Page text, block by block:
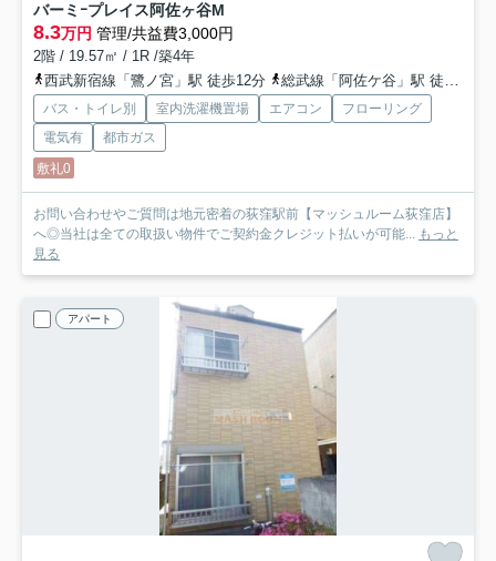
バーミｰプレイス阿佐ヶ谷M
8.3万円 管理/共益費3,000円
2階 / 19.57㎡ / 1R /築4年
西武新宿線「鷺ノ宮」駅 徒歩12分
総武線「阿佐ケ谷」駅 徒歩17分
バス・トイレ別 室内洗濯機置場 エアコン
フローリング
電気有
都市ガス
敷礼0
お問い合わせやご質問は地元密着の荻窪駅前【マッシュルーム荻窪店】
へ◎当社は全ての取扱い物件でご契約金クレジット払いが可能... もっと
見る
アパート